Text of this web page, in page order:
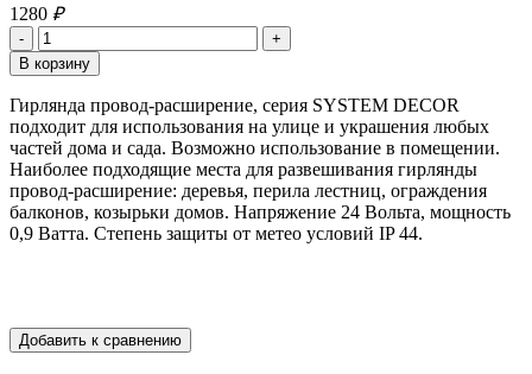
1280 ₽
Гирлянда провод-расширение, серия SYSTEM DECOR
подходит для использования на улице и украшения любых
частей дома и сада. Возможно использование в помещении.
Наиболее подходящие места для развешивания гирлянды
провод-расширение: деревья, перила лестниц, ограждения
балконов, козырьки домов. Напряжение 24 Вольта, мощность
0,9 Ватта. Степень защиты от метео условий IP 44.